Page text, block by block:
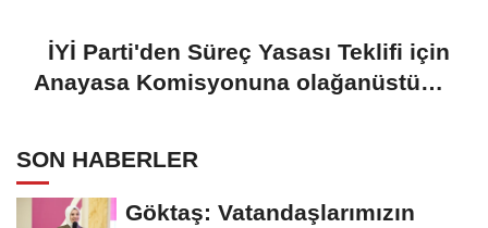
İYİ Parti'den Süreç Yasası Teklifi için
Anayasa Komisyonuna olağanüstü
SON HABERLER
Göktaş: Vatandaşlarımızın